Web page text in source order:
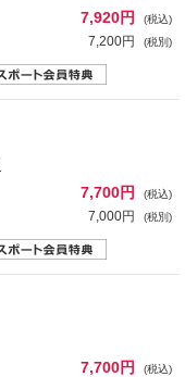
7,920円 (税込)
7,200円 (税別)
7,700円 (税込)
7,000円 (税別)
7,700円 (税込)